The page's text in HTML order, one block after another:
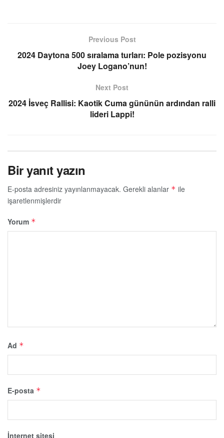
Previous Post
2024 Daytona 500 sıralama turları: Pole pozisyonu
Joey Logano’nun!
Next Post
2024 İsveç Rallisi: Kaotik Cuma gününün ardından ralli
lideri Lappi!
Bir yanıt yazın
E-posta adresiniz yayınlanmayacak. Gerekli alanlar * ile
işaretlenmişlerdir
Yorum *
Ad *
E-posta *
İnternet sitesi